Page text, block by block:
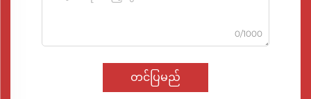
0/1000
တင်ပြမည်